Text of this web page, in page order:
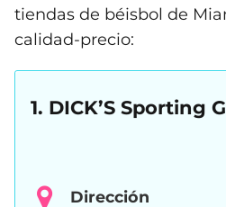
tiendas de béisbol de
calidad-precio:
1. DICK’S Sporting
Dirección